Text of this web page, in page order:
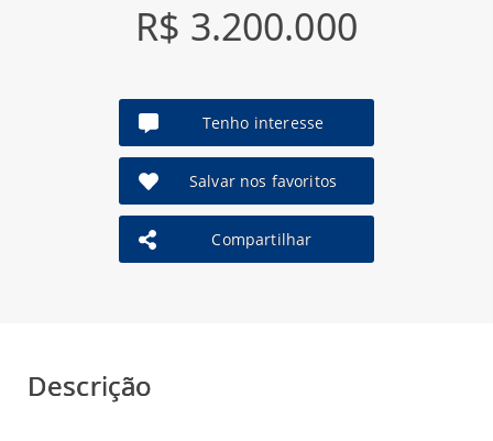
R$ 3.200.000
Tenho interesse
Salvar nos favoritos
Compartilhar
Descrição